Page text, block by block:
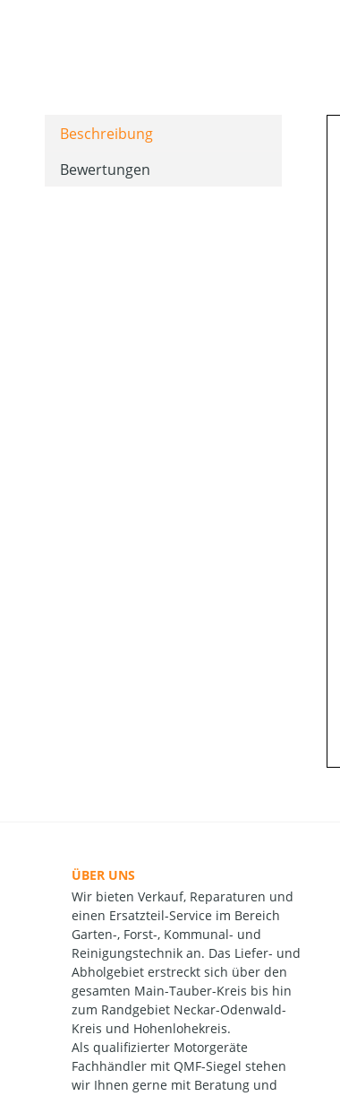
Beschreibung
Bewertungen
ÜBER UNS
Wir bieten Verkauf, Reparaturen und
einen Ersatzteil-Service im Bereich
Garten-, Forst-, Kommunal- und
Reinigungstechnik an. Das Liefer- und
Abholgebiet erstreckt sich über den
gesamten Main-Tauber-Kreis bis hin
zum Randgebiet Neckar-Odenwald-
Kreis und Hohenlohekreis.
Als qualifizierter Motorgeräte
Fachhändler mit QMF-Siegel stehen
wir Ihnen gerne mit Beratung und